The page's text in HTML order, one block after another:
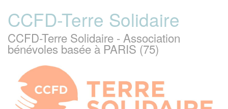
CCFD-Terre Solidaire
CCFD-Terre Solidaire - Association
bénévoles basée à PARIS (75)